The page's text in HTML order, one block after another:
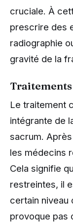
cruciale. À
prescrire des
radiographie
gravité de la
Le traitement
intégrante de
sacrum. Après
les médecins
Cela signifie
restreintes, il
certain niveau
provoque pas